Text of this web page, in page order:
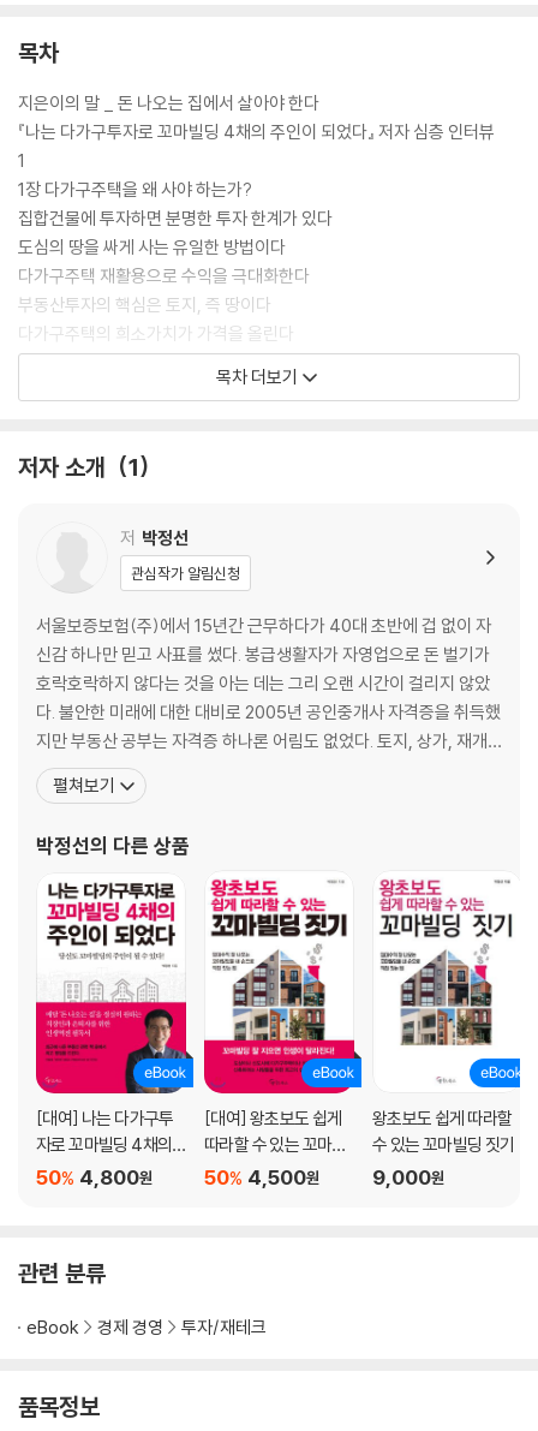
히 알려주고 있다. 꼬마빌딩 갖기를 꿈꾸는 사람에게는 꼭 필요한 필독서
고수로서의 풍모가 느껴진다. 모두들 어려운 경제불황의 시기에 정말 ‘돈
나오는 집’을 절실히 원하는 사람이라면, 이 책은 결코 빠져서는 안 될 부동
산 필독서다.
목차
지은이의 말 _ 돈 나오는 집에서 살아야 한다
『나는 다가구투자로 꼬마빌딩 4채의 주인이 되었다』 저자 심층 인터뷰
1
1장 다가구주택을 왜 사야 하는가?
집합건물에 투자하면 분명한 투자 한계가 있다
도심의 땅을 싸게 사는 유일한 방법이다
다가구주택 재활용으로 수익을 극대화한다
부동산투자의 핵심은 토지, 즉 땅이다
다가구주택의 희소가치가 가격을 올린다
가진 돈이 부족하면 다가구주택이 답이다
문재인정부의 부동산정책을 잘 따르는 투자다
2장 다가구주택, 어떤 물건을 사야 돈이 되나?
좋은 물건은 욕심내서라도 반드시 잡아라
신도시 상가주택, 어떤 물건을 사야 하나?
도심의 상가주택, 어떤 물건을 사야 하나?
주변이 좋은 방향으로 개선될 곳의 땅을 사라
돈이 나오는 땅은 인내하며 오래 가지자
어떤 지역을 선택해 투자할 것인가?
3장 다가구주택, 어떻게 사야 하나?
자본금에 따라 전월세의 조합을 활용하라
위반건축물이라고 해서 피하기만 하지 말자
돈이 부족하면 착한 대출을 활용하라
다가구주택과 상가주택은 직장인에게 안성맞춤
4장 이런 다가구주택은 폭탄이다
아무도 찾는 이 없으면 힘들고 괴롭다
경제적이면서도 효과적으로 리모델링을 하는 방법
흙속에 진주가 없으므로 핵심지역에 투자하라
확장성이 없으면 부동산은 답답하다
이미 만들어진 신축건물은 먹을 게 별로 없다
설계가 잘 나오지 않는 집에는 투자하지 마라
5장 부동산재테크의 시작과 끝은 세금이다
문재인시대에도 통하는 부동산재테크 전략
주택임대사업자와 상가임대사업자, 최후의 승자는?
보석 같은 부동산을 한번 사서 팔지 않는다
6장 정부의 부동산정책에 맞서지 마라
목차 더보기
저자 소개 1
저 박정선
관심작가 알림신청
서울보증보험(주)에서 15년간 근무하다가 40대 초반에 겁 없이 자
신감 하나만 믿고 사표를 썼다. 봉급생활자가 자영업으로 돈 벌기가
호락호락하지 않다는 것을 아는 데는 그리 오랜 시간이 걸리지 않았
다. 불안한 미래에 대한 대비로 2005년 공인중개사 자격증을 취득했
지만 부동산 공부는 자격증 하나론 어림도 없었다. 토지, 상가, 재개
발, 재건축, 신축, 부동산 개발, 부동산 세금, 경매, 공매 등 많은 분야
를 공부해도 끝이 없었다. 15년간 부동산 공부를 하면서 2012년 마침
대까지 직접 해보았다. 그런 경험을 토
펼쳐보기
박정선의 다른 상품
[대여] 나는 다가구투
자로 꼬마빌딩 4채의
주인이 되었다
4,800원
50%
[대여] 왕초보도 쉽게
따라할 수 있는 꼬마빌
딩 짓기4,500원
50%
왕초보도 쉽게 따라할
수 있는 꼬마빌딩 짓기
9,000원
관련 분류
eBook 경제 경영 투자/재테크
품목정보